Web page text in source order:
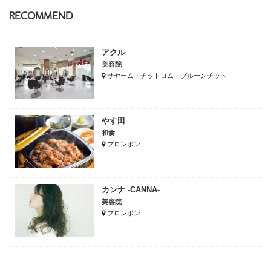
RECOMMEND
アクル
美容院
サヤーム・チットロム・プルーンチット
やす田
和食
プロンポン
カンナ -CANNA-
美容院
プロンポン